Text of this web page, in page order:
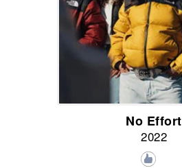
No Effort
2022